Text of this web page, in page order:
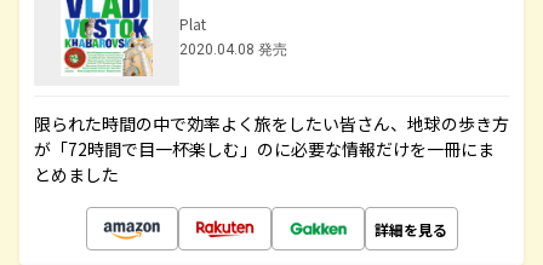
Plat
2020.04.08 発売
限られた時間の中で効率よく旅をしたい皆さん、地球の歩き方
が「72時間で目一杯楽しむ」のに必要な情報だけを一冊にま
とめました
詳細を見る